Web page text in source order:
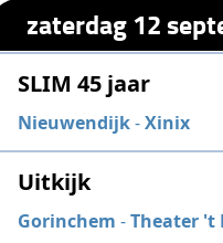
zaterdag 12
SLIM 45 jaar
Nieuwendijk-Xinix
Uitkijk
Gorinchem -Theater 't